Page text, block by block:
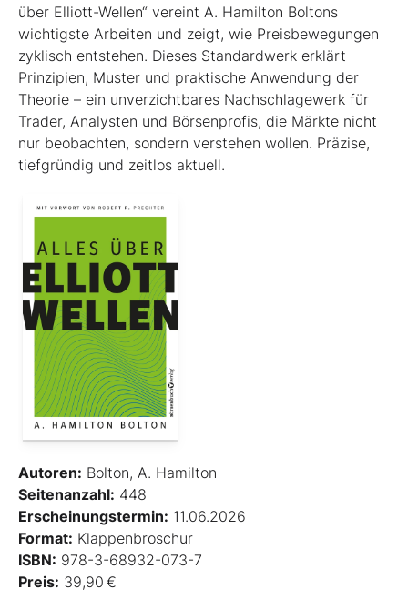
über Elliott-Wellen“ vereint A. Hamilton Boltons
wichtigste Arbeiten und zeigt, wie Preisbewegungen
zyklisch entstehen. Dieses Standardwerk erklärt
Prinzipien, Muster und praktische Anwendung der
Theorie – ein unverzichtbares Nachschlagewerk für
Trader, Analysten und Börsenprofis, die Märkte nicht
nur beobachten, sondern verstehen wollen. Präzise,
tiefgründig und zeitlos aktuell.
Autoren: Bolton, A. Hamilton
Seitenanzahl: 448
Erscheinungstermin: 11.06.2026
Format: Klappenbroschur
ISBN: 978-3-68932-073-7
Preis: 39,90 €